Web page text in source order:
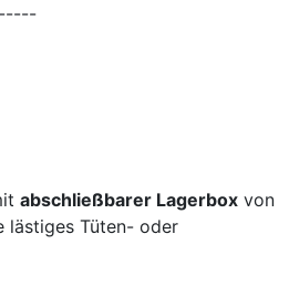
abschließbarer Lagerbox von
lästiges Tüten- oder